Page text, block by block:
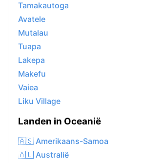
Tamakautoga
Avatele
Mutalau
Tuapa
Lakepa
Makefu
Vaiea
Liku Village
Landen in Oceanië
🇦🇸 Amerikaans-Samoa
🇦🇺 Australië